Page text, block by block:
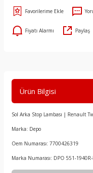
Fiyatı Alarmı Paylaş
Ürün Bilgisi
Sol Arka Stop Lambası | Renault
Marka: Depo
Oem Numarası: 7700426319
Marka Numarası: DPO 551-1940R-